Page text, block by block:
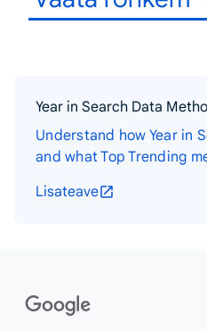
Year in Search Data
Understand how Year in
and what Top Trending
Lisateave